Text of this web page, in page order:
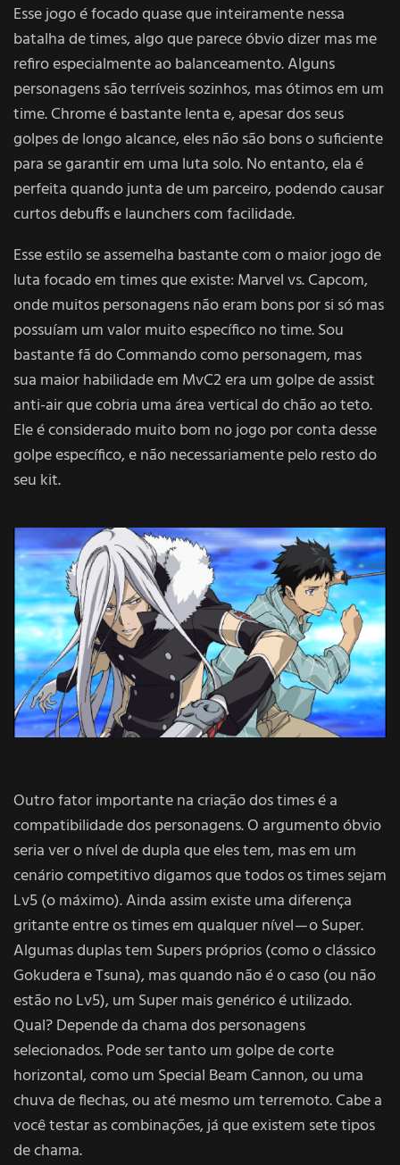
Esse jogo é focado quase que inteiramente nessa
batalha de times, algo que parece óbvio dizer mas me
refiro especialmente ao balanceamento. Alguns
personagens são terríveis sozinhos, mas ótimos em um
time. Chrome é bastante lenta e, apesar dos seus
golpes de longo alcance, eles não são bons o suficiente
para se garantir em uma luta solo. No entanto, ela é
perfeita quando junta de um parceiro, podendo causar
curtos debuffs e launchers com facilidade.
Esse estilo se assemelha bastante com o maior jogo de
luta focado em times que existe: Marvel vs. Capcom,
onde muitos personagens não eram bons por si só mas
possuíam um valor muito específico no time. Sou
bastante fã do Commando como personagem, mas
sua maior habilidade em MvC2 era um golpe de assist
anti-air que cobria uma área vertical do chão ao teto.
Ele é considerado muito bom no jogo por conta desse
golpe específico, e não necessariamente pelo resto do
seu kit.
Outro fator importante na criação dos times é a
compatibilidade dos personagens. O argumento óbvio
seria ver o nível de dupla que eles tem, mas em um
cenário competitivo digamos que todos os times sejam
Lv5 (o máximo). Ainda assim existe uma diferença
gritante entre os times em qualquer nível — o Super.
Algumas duplas tem Supers próprios (como o clássico
Gokudera e Tsuna), mas quando não é o caso (ou não
estão no Lv5), um Super mais genérico é utilizado.
Qual? Depende da chama dos personagens
selecionados. Pode ser tanto um golpe de corte
horizontal, como um Special Beam Cannon, ou uma
chuva de flechas, ou até mesmo um terremoto. Cabe a
você testar as combinações, já que existem sete tipos
de chama.